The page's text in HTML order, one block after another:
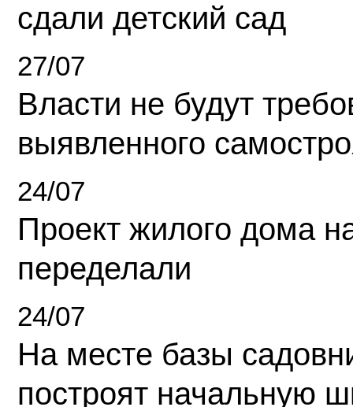
сдали детский сад
27/07
Власти не будут
выявленного
24/07
Проект жилого дома
переделали
24/07
На месте базы
построят начальную